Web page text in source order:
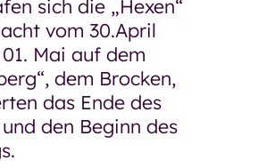
der GSW
sich die „Hexen“
vom 30.April
Mai auf dem
dem Brocken,
das Ende des
den Beginn des